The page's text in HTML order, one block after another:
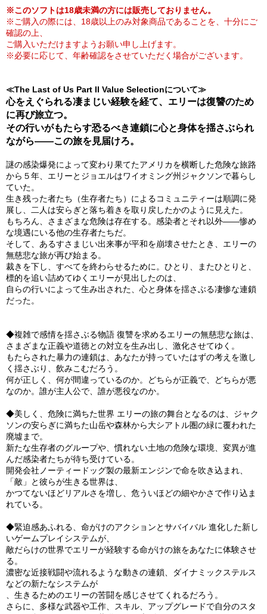
※このソフトは18歳未満の方には販売しておりません。
※ご購入の際には、18歳以上のみ対象商品であることを、十分にご
確認の上、
ご購入いただけますようお願い申し上げます。
※必要に応じて、年齢確認をさせていただく場合がございます。
≪The Last of Us Part II Value Selectionについて≫
心をえぐられる凄まじい経験を経て、エリーは復讐のため
に再び旅立つ。
その行いがもたらす恐るべき連鎖に心と身体を揺さぶられ
ながら――この旅を見届けろ。
謎の感染爆発によって変わり果てたアメリカを横断した危険な旅路
から５年、エリーとジョエルはワイオミング州ジャクソンで暮らし
ていた。
生き残った者たち（生存者たち）によるコミュニティーは順調に発
展し、二人は安らぎと落ち着きを取り戻したかのように見えた。
もちろん、さまざまな危険は存在する。感染者とそれ以外――惨め
な境遇にいる他の生存者たちだ。
そして、あるすさまじい出来事が平和を崩壊させたとき、エリーの
無慈悲な旅が再び始まる。
裁きを下し、すべてを終わらせるために。ひとり、またひとりと、
標的を追い詰めてゆくエリーが見出したのは、
自らの行いによって生み出された、心と身体を揺さぶる凄惨な連鎖
だった。
◆複雑で感情を揺さぶる物語 復讐を求めるエリーの無慈悲な旅は、
さまざまな正義や道徳との対立を生み出し、激化させてゆく。
もたらされた暴力の連鎖は、あなたが持っていたはずの考えを激し
く揺さぶり、飲みこむだろう。
何が正しく、何が間違っているのか。どちらが正義で、どちらが悪
なのか。誰が主人公で、誰が悪役なのか。
◆美しく、危険に満ちた世界 エリーの旅の舞台となるのは、ジャク
ソンの安らぎに満ちた山岳や森林から大シアトル圏の緑に覆われた
廃墟まで。
新たな生存者のグループや、慣れない土地の危険な環境、変異が進
んだ感染者たちが待ち受けている。
開発会社ノーティードッグ製の最新エンジンで命を吹き込まれ、
「敵」と彼らが生きる世界は、
かつてないほどリアルさを増し、危ういほどの細やかさで作り込ま
れている。
◆緊迫感あふれる、命がけのアクションとサバイバル 進化した新し
いゲームプレイシステムが、
敵だらけの世界でエリーが経験する命がけの旅をあなたに体験させ
る。
濃密な近接戦闘や流れるような動きの連鎖、ダイナミックステルス
などの新たなシステムが
、生きるためのエリーの苦闘を感じさせてくれるだろう。
さらに、多様な武器や工作、スキル、アップグレードで自分のスタ